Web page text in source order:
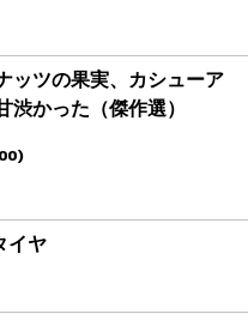
ッツの果実、カシューア
渋かった（傑作選）
イヤ